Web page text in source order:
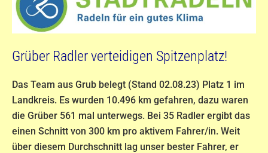
Grüber Radler verteidigen Spitzenplatz!
Das Team aus Grub belegt (Stand 02.08.23) Platz 1 im
Landkreis. Es wurden 10.496 km gefahren, dazu waren
die Grüber 561 mal unterwegs. Bei 35 Radler ergibt das
einen Schnitt von 300 km pro aktivem Fahrer/in. Weit
über diesem Durchschnitt lag unser bester Fahrer, er